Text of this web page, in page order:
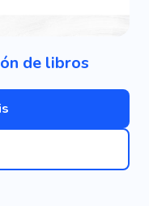
de libros